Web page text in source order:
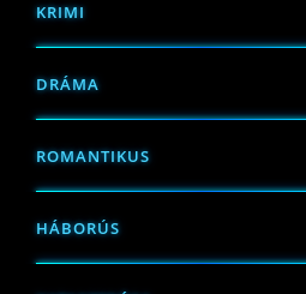
KRIMI
DRÁMA
ROMANTIKUS
HÁBORÚS